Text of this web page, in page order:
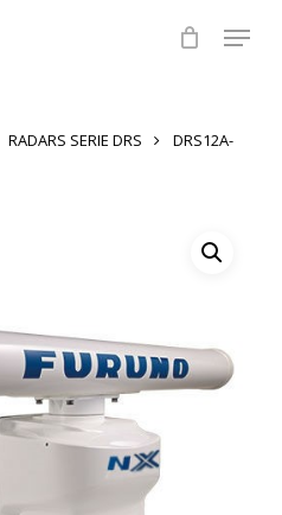
Menu
RADARS SERIE DRS
DRS12A-